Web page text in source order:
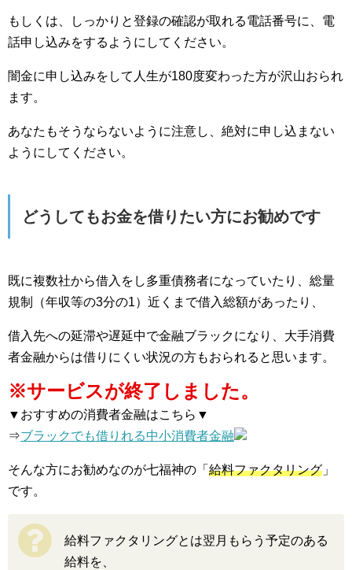
もしくは、しっかりと登録の確認が取れる電話番号に、電
話申し込みをするようにしてください。
闇金に申し込みをして人生が180度変わった方が沢山おられ
ます。
あなたもそうならないように注意し、絶対に申し込まない
ようにしてください。
どうしてもお金を借りたい方にお勧めです
既に複数社から借入をし多重債務者になっていたり、総量
規制（年収等の3分の1）近くまで借入総額があったり、
借入先への延滞や遅延中で金融ブラックになり、大手消費
者金融からは借りにくい状況の方もおられると思います。
※サービスが終了しました。
▼おすすめの消費者金融はこちら▼
⇒ブラックでも借りれる中小消費者金融
そんな方にお勧めなのが七福神の「 給料ファクタリング 」
です。
給料ファクタリングとは翌月もらう予定のある
給料を、